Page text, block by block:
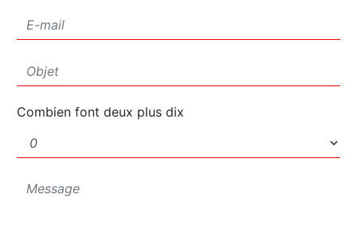
Combien font deux plus dix